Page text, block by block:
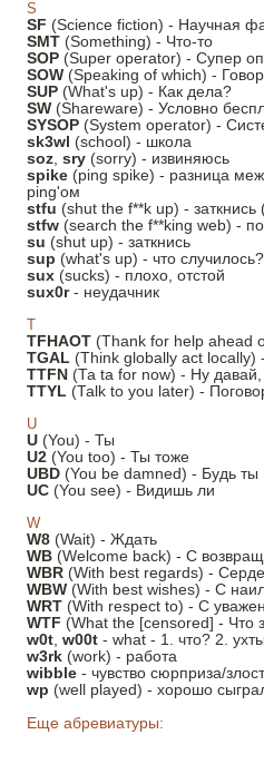
S
SF (Science fiction) - Научная
SMT (Something) - Что-то
SOP (Super operator) - Супер
SOW (Speaking of which) -
SUP (What's up) - Как дела?
SW (Shareware) - Условно
SYSOP (System operator) -
sk3wl (school) - школа
soz, sry (sorry) - извиняюсь
spike (ping spike) - разница
ping'ом
stfu (shut the f**k up) -
stfw (search the f**king web) -
su (shut up) - заткнись
sup (what's up) - что случилось?
sux (sucks) - плохо, отстой
sux0r- неудачник
TFHAOT (Thank for help ahead
TGAL (Think globally act locally)
TTFN (Ta ta for now) - Ну давай,
TTYL (Talk to you later) -
U
U (You) - Ты
U2 (You too) - Ты тоже
UBD (You be damned) - Будь ты
UC (You see) - Видишь ли
W
W8 (Wait) - Ждать
WB (Welcome back) - С
WBR (With best regards) -
WBW (With best wishes) - С
WRT (With respect to) - С
WTF (What the [censored] - Что
w0t, w00t - what - 1. что? 2.
w3rk (work) - работа
wibble - чувство сюрприза/
wp (well played) - хорошо
Еще абревиатуры: